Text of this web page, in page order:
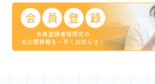
なっているの
んが、既存の
まだまだこれ
じがします。
ットがないと
で設置しても
アコンに続
巻胆沢の桜の回廊は、国道
397号沿いに約7km続く桜
並木。満開時には、道路の
上に枝が広がり、まるで桜
のトンネルをくぐるような
絶景が広がります。約600
えスポット多数 「時間が